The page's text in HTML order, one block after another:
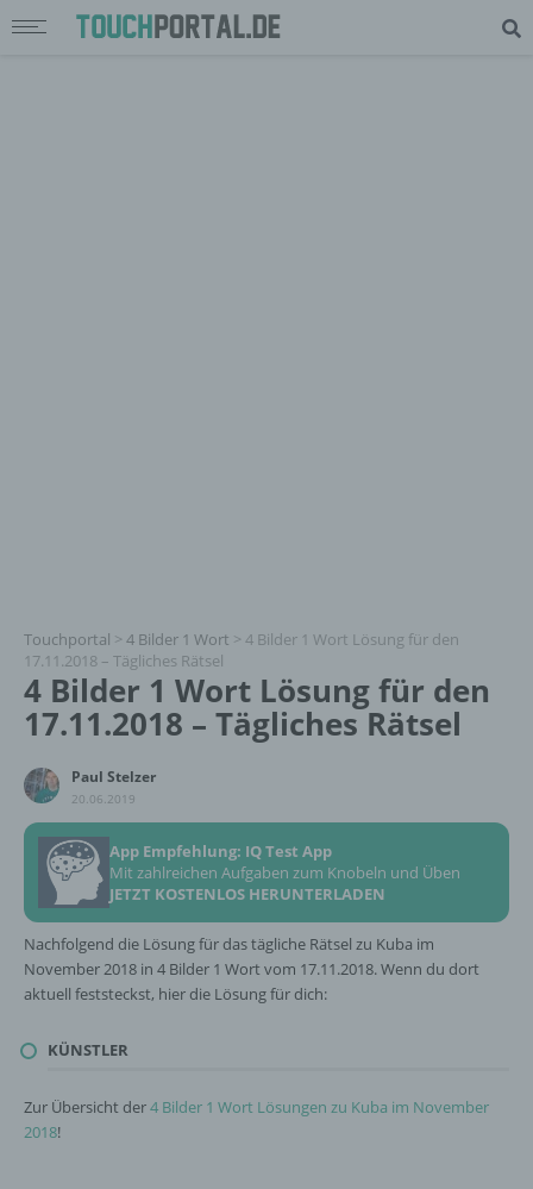
Touchportal > 4 Bilder 1 Wort > 4 Bilder 1 Wort Lösung für den
17.11.2018 – Tägliches Rätsel
4 Bilder 1 Wort Lösung für den
17.11.2018 – Tägliches Rätsel
Paul Stelzer
20.06.2019
App Empfehlung: IQ Test App
Mit zahlreichen Aufgaben zum Knobeln und Üben
JETZT KOSTENLOS HERUNTERLADEN
Nachfolgend die Lösung für das tägliche Rätsel zu Kuba im
November 2018 in 4 Bilder 1 Wort vom 17.11.2018. Wenn du dort
aktuell feststeckst, hier die Lösung für dich:
KÜNSTLER
Zur Übersicht der4 Bilder 1 Wort Lösungen zu Kuba im November
2018!